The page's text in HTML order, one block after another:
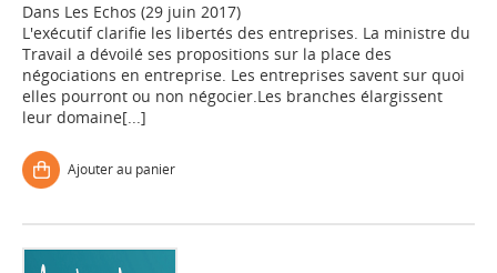
Dans Les Echos (29 juin 2017)
L'exécutif clarifie les libertés des entreprises. La ministre du
Travail a dévoilé ses propositions sur la place des
négociations en entreprise. Les entreprises savent sur quoi
elles pourront ou non négocier.Les branches élargissent
leur domaine[...]
Ajouter au panier